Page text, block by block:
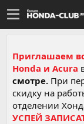
Приглашаем
Honda и Acura
смотре. При
скидку на
отделении
УСПЕЙ